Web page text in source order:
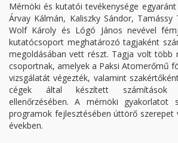
Mérnöki és kutatói tevékenysége
Árvay Kálmán, Kaliszky Sándor,
Wolf Károly és Lógó János nevével
kutatócsoport meghatározó tagjaként
megoldásában vett részt. Tagja volt több
csoportnak, amelyek a Paksi Atomerőmű
vizsgálatát végezték, valamint
cégek által készített számítások
ellenőrzésében. A mérnöki gyakorlatot
programok fejlesztésében úttörő szerepet
években.